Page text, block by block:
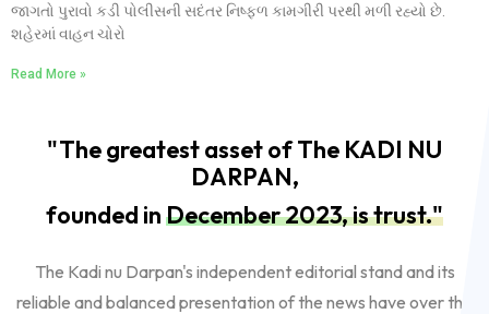
જાગતો પુરાવો કડી પોલીસની સદંતર નિષ્ફળ કામગીરી પરથી મળી રહ્યો છે.
શહેરમાં વાહન ચોરો
Read More »
"The greatest asset of The KADI NU
DARPAN,
founded inDecember 2023, is trust."
The Kadi nu Darpan's independent editorial stand and its
reliable and balanced presentation of the news have over the